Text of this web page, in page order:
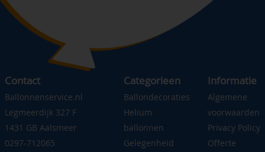
Contact
Ballonnenservice.nl
Legmeerdijk 327 F
1431 GB Aalsmeer
0297-712065
Categorieen
Ballondecoraties
Helium
ballonnen
Gelegenheid
Informatie
Algemene
voorwaarden
Privacy Policy
Offerte